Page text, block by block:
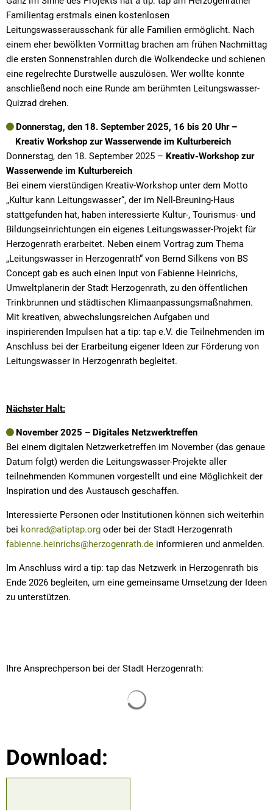
Familientag erstmals einen kostenlosen
Leitungswasserausschank für alle Familien ermöglicht. Nach
einem eher bewölkten Vormittag brachen am frühen Nachmittag
die ersten Sonnenstrahlen durch die Wolkendecke und schienen
eine regelrechte Durstwelle auszulösen. Wer wollte konnte
anschließend noch eine Runde am berühmten Leitungswasser-
Quizrad drehen.
Donnerstag, den 18. September 2025, 16 bis 20 Uhr –
Kreativ Workshop zur Wasserwende im Kulturbereich
Donnerstag, den 18. September 2025 – Kreativ-Workshop zur
Wasserwende im Kulturbereich
Bei einem vierstündigen Kreativ-Workshop unter dem Motto
„Kultur kann Leitungswasser“, der im Nell-Breuning-Haus
stattgefunden hat, haben interessierte Kultur-, Tourismus- und
Bildungseinrichtungen ein eigenes Leitungswasser-Projekt für
Herzogenrath erarbeitet. Neben einem Vortrag zum Thema
„Leitungswasser in Herzogenrath“ von Bernd Silkens von BS
Concept gab es auch einen Input von Fabienne Heinrichs,
Umweltplanerin der Stadt Herzogenrath, zu den öffentlichen
Trinkbrunnen und städtischen Klimaanpassungsmaßnahmen.
Mit kreativen, abwechslungsreichen Aufgaben und
inspirierenden Impulsen hat a tip: tap e.V. die Teilnehmenden im
Anschluss bei der Erarbeitung eigener Ideen zur Förderung von
Leitungswasser in Herzogenrath begleitet.
Nächster Halt:
November 2025 – Digitales Netzwerktreffen
Bei einem digitalen Netzwerketreffen im November (das genaue
Datum folgt) werden die Leitungswasser-Projekte aller
teilnehmenden Kommunen vorgestellt und eine Möglichkeit der
Inspiration und des Austausch geschaffen.
Interessierte Personen oder Institutionen können sich weiterhin
bei konrad@atiptap.org oder bei der Stadt Herzogenrath
fabienne.heinrichs@herzogenrath.de informieren und anmelden.
Im Anschluss wird a tip: tap das Netzwerk in Herzogenrath bis
Ende 2026 begleiten, um eine gemeinsame Umsetzung der Ideen
zu unterstützen.
Ihre Ansprechperson bei der Stadt Herzogenrath:
Download: